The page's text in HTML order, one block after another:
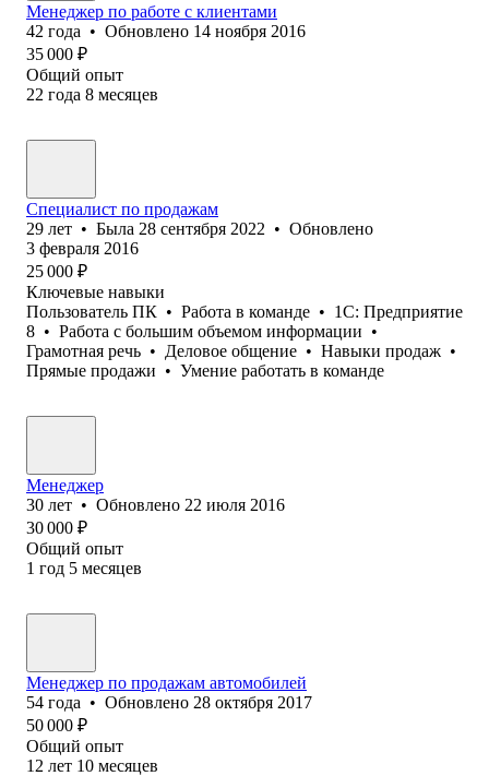
Менеджер по работе с клиентами
42 года • Обновлено 14 ноября 2016
35 000 ₽
Общий опыт
22 года 8 месяцев
Специалист по продажам
29 лет • Была 28 сентября 2022 • Обновлено
3 февраля 2016
25 000 ₽
Ключевые навыки
Пользователь ПК • Работа в команде • 1С: Предприятие
8 • Работа с большим объемом информации •
Грамотная речь • Деловое общение • Навыки продаж •
Прямые продажи • Умение работать в команде
Менеджер
30 лет • Обновлено 22 июля 2016
30 000 ₽
Общий опыт
1 год 5 месяцев
Менеджер по продажам автомобилей
54 года • Обновлено 28 октября 2017
50 000 ₽
Общий опыт
12 лет 10 месяцев